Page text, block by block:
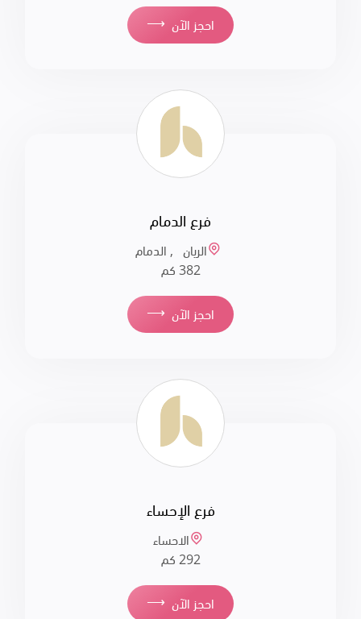
⟶ احجز الآن
فرع الدمام
الريان , الدمام
382 كم
⟶ احجز الآن
فرع الإحساء
الاحساء
292 كم
⟶ احجز الآن